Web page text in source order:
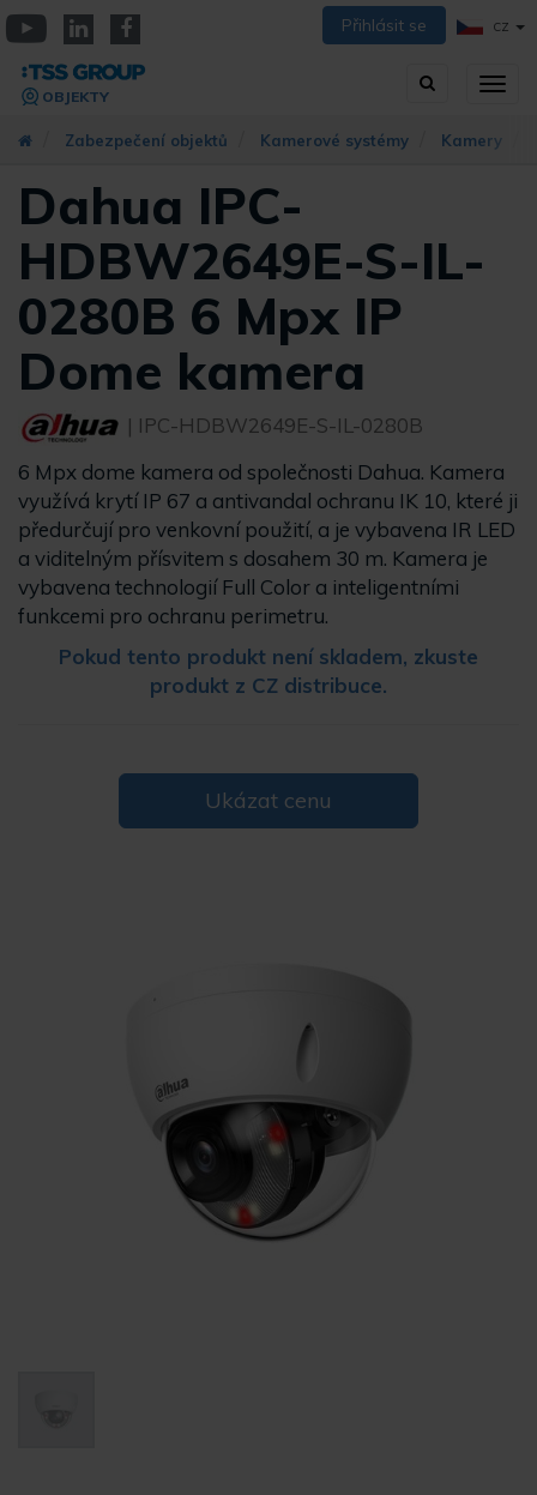
Přejít
k
hlavnímu
obsahu
Přihlásit se CZ
Vyhledávání
OBJEKTY
Zabezpečení objektů Kamerové systémy Kamery
Dahua IPC-
HDBW2649E-S-IL-
0280B 6 Mpx IP
Dome kamera
| IPC-HDBW2649E-S-IL-0280B
6 Mpx dome kamera od společnosti Dahua. Kamera
využívá krytí IP 67 a antivandal ochranu IK 10, které ji
předurčují pro venkovní použití, a je vybavena IR LED
a viditelným přísvitem s dosahem 30 m. Kamera je
vybavena technologií Full Color a inteligentními
funkcemi pro ochranu perimetru.
Pokud tento produkt není skladem, zkuste
produkt z CZ distribuce.
Ukázat cenu